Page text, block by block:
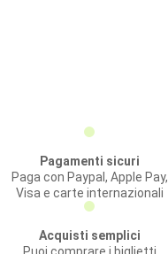
Pagamenti sicuri
Paga con Paypal, Apple Pay,
Visa e carte internazionali
Acquisti semplici